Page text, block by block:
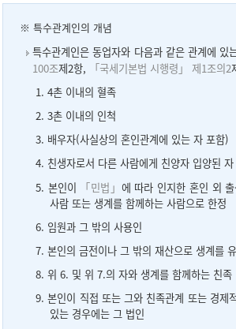
※ 특수관계인의 개념
특수관계인은 동업자와 다음과 같은 관계에
100조제2항, 「국세기본법 시행령」 제1조의2
1. 4촌 이내의 혈족
2. 3촌 이내의 인척
3. 배우자(사실상의 혼인관계에 있는 자 포함)
4. 친생자로서 다른 사람에게 친양자 입양된
5. 본인이
「민법」 에 따라 인지한 혼인 외
사람 또는 생계를 함께하는 사람으로 한정
6. 임원과 그 밖의 사용인
7. 본인의 금전이나 그 밖의 재산으로 생계를
8. 위 6. 및 위 7.의 자와 생계를 함께하는 친족
9. 본인이 직접 또는 그와 친족관계 또는 경제
있는 경우에는 그 법인